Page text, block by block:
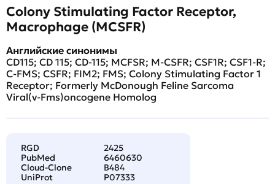
Colony Stimulating Factor Receptor,
Macrophage (MCSFR)
Английские синонимы
CD115; CD 115; CD-115; MCFSR; M-CSFR; CSF1R; CSF1-R;
C-FMS; CSFR; FIM2; FMS; Colony Stimulating Factor 1
Receptor; Formerly McDonough Feline Sarcoma
Viral(v-Fms)oncogene Homolog
RGD
2425
PubMed
6460630
Cloud-Clone
B484
UniProt
P07333